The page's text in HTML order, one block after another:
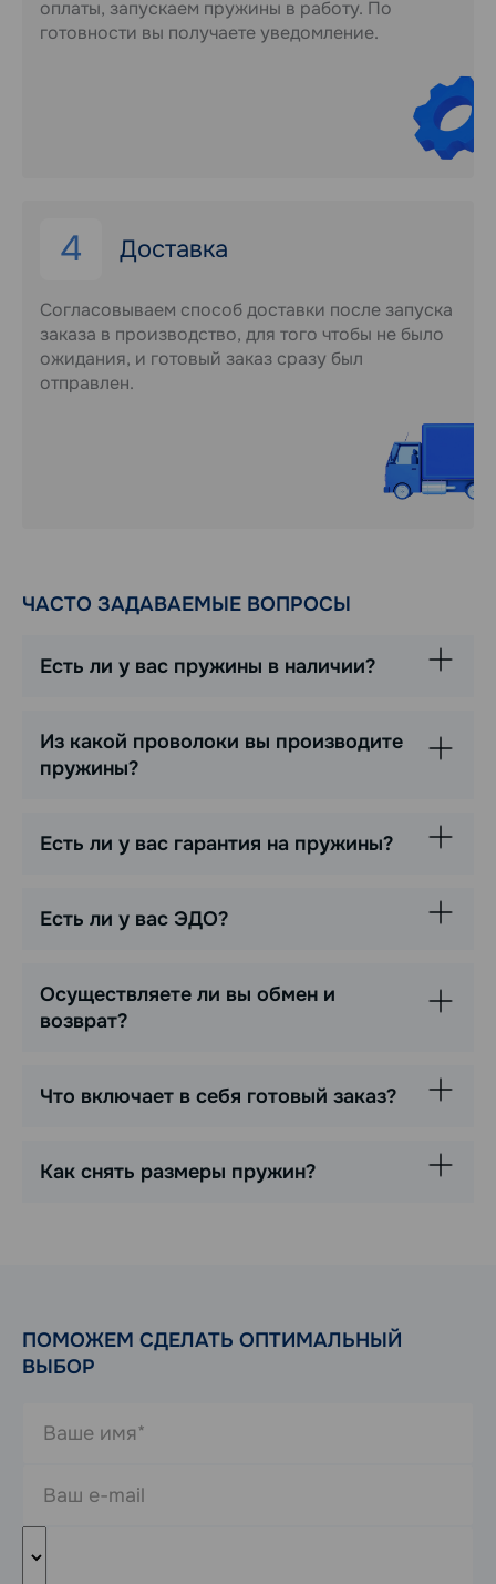
оплаты, запускаем пружины в работу. По
готовности вы получаете уведомление.
4 Доставка
Согласовываем способ доставки после запуска
заказа в производство, для того чтобы не было
ожидания, и готовый заказ сразу был
отправлен.
ЧАСТО ЗАДАВАЕМЫЕ ВОПРОСЫ
Есть ли у вас пружины в наличии?
Из какой проволоки вы производите
пружины?
Есть ли у вас гарантия на пружины?
Есть ли у вас ЭДО?
Осуществляете ли вы обмен и
возврат?
Что включает в себя готовый заказ?
Как снять размеры пружин?
ПОМОЖЕМ СДЕЛАТЬ ОПТИМАЛЬНЫЙ
ВЫБОР